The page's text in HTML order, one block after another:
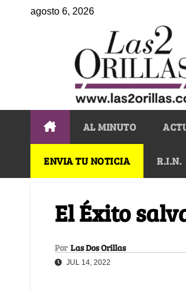
agosto 6, 2026
AL MINUTO
ENVIA TU NOTICIA R.I.N.
El Éxito
Por Las Dos Orillas
JUL 14, 2022